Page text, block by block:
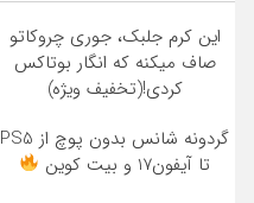
این کرم جلبک، جوری چروکاتو
صاف میکنه که انگار بوتاکس
کردی!(تخفیف ویژه)
گردونه شانس بدون پوچ از PS5
تا آیفون17 و بیت کوین